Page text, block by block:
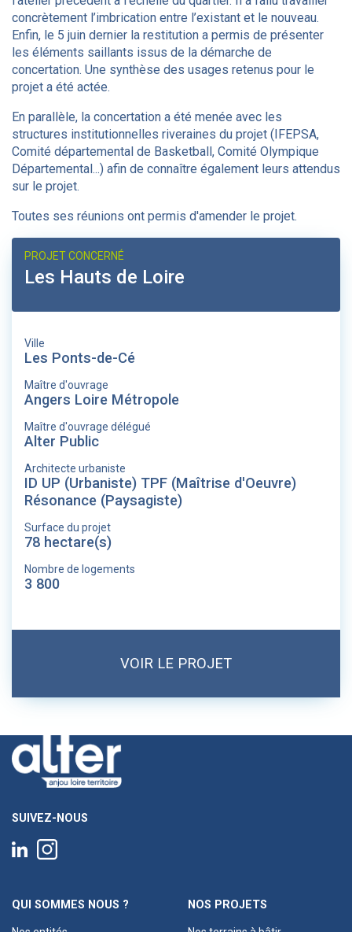
concrètement l’imbrication entre l’existant et le nouveau.
Enfin, le 5 juin dernier la restitution a permis de présenter
les éléments saillants issus de la démarche de
concertation. Une synthèse des usages retenus pour le
projet a été actée.
En parallèle, la concertation a été menée avec les
structures institutionnelles riveraines du projet (IFEPSA,
Comité départemental de Basketball, Comité Olympique
Départemental...) afin de connaître également leurs attendus
sur le projet.
Toutes ses réunions ont permis d'amender le projet.
PROJET CONCERNÉ
Les Hauts de Loire
Ville
Les Ponts-de-Cé
Maître d'ouvrage
Angers Loire Métropole
Maître d'ouvrage délégué
Alter Public
Architecte urbaniste
ID UP (Urbaniste) TPF (Maîtrise d'Oeuvre)
Résonance (Paysagiste)
Surface du projet
78 hectare(s)
Nombre de logements
3 800
VOIR LE PROJET
SUIVEZ-NOUS
QUI SOMMES NOUS ? NOS PROJETS